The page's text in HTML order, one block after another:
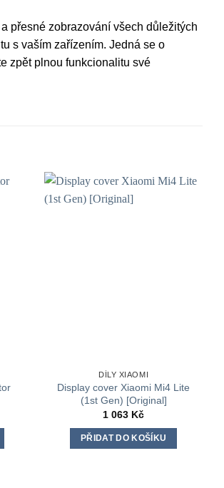
přesné zobrazování všech důležitých
s vaším zařízením. Jedná se o
zpět plnou funkcionalitu své
DÍLY XIAOMI
Display cover Xiaomi Mi4 Lite
(1st Gen) [Original]
1 063 Kč
PŘIDAT DO KOŠÍKU